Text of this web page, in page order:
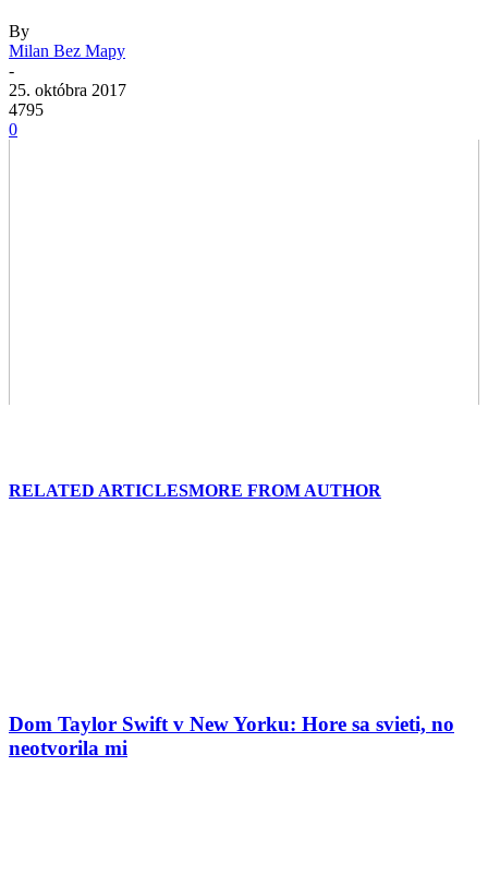
By
Milan Bez Mapy
-
25. októbra 2017
4795
0
RELATED ARTICLESMORE FROM AUTHOR
Dom Taylor Swift v New Yorku: Hore sa svieti, no
neotvorila mi